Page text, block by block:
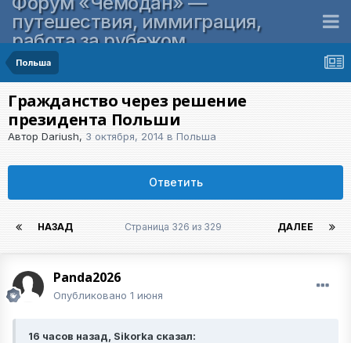
путешествия, иммиграция,
работа за рубежом
Польша
Гражданство через решение
президента Польши
Автор Dariush, 3 октября, 2014 в Польша
Ответить
НАЗАД ДАЛЕЕ
Страница 326 из 329
Panda2026
Опубликовано 1 июня
16 часов назад, Sikorka сказал: